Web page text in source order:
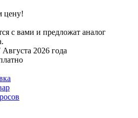
цену!
с вами и предложат аналог
2026 года